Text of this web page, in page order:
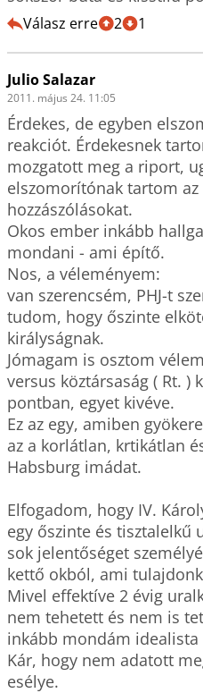
Válasz erre 2 1
Julio Salazar
2011. május 24. 11:05
Érdekes, de egyben
reakciót. Érdekesnek
mozgatott meg a riport,
elszomorítónak tartom
hozzászólásokat.
Okos ember inkább
mondani - ami építő.
Nos, a véleményem:
van szerencsém, PHJ-t
tudom, hogy őszinte
királyságnak.
Jómagam is osztom
versus köztársaság ( Rt. )
pontban, egyet kivéve.
Ez az egy, amiben
az a korlátlan, krtikátlan
Habsburg imádat.
Elfogadom, hogy IV.
egy őszinte és tisztalelkű
sok jelentőséget
kettő okból, ami
Mivel effektíve 2 évig
nem tehetett és nem is
inkább mondám idealista
Kár, hogy nem adatott
esélye.